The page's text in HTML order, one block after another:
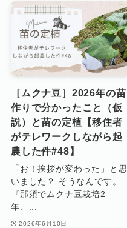
［ムクナ豆］2026年の苗
作りで分かったこと（仮
説）と苗の定植【移住者
がテレワークしながら起
農した件#48】
「お！挨拶が変わった」と思
いました？ そうなんです。
『那須でムクナ豆栽培2
年、...
2026年6月10日